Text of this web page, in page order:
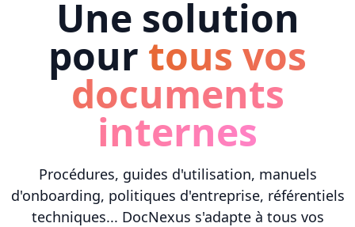
Une solution
pour tous vos
documents
internes
Procédures, guides d'utilisation, manuels
d'onboarding, politiques d'entreprise, référentiels
techniques... DocNexus s'adapte à tous vos